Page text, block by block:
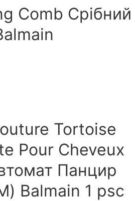
Comb Срібний
Tortoise
Pour Cheveux
Панцир
Balmain 1 psc